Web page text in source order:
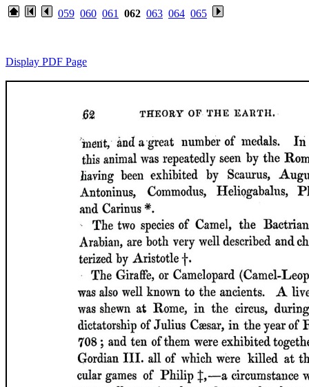
059 060 061 062 063 064 065
Display PDF Page